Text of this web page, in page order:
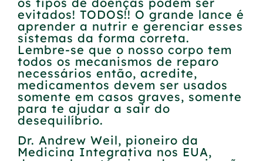
evitados! TODOS!! O grande lance é
aprender a nutrir e gerenciar esses
sistemas da forma correta.
Lembre-se que o nosso corpo tem
todos os mecanismos de reparo
necessários então, acredite,
medicamentos devem ser usados
somente em casos graves, somente
para te ajudar a sair do
desequilíbrio.
Dr. Andrew Weil, pioneiro da
Medicina Integrativa nos EUA,